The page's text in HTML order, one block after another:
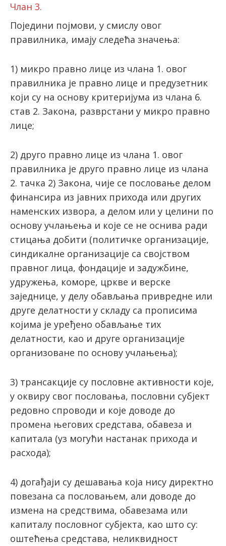
Члан 3.
Поједини појмови, у смислу овог
правилника, имају следећа значења:
1) микро правно лице из члана 1. овог
правилника је правно лице и предузетник
који су на основу критеријума из члана 6.
став 2. Закона, разврстани у микро правно
лице;
2) друго правно лице из члана 1. овог
правилника је друго правно лице из члана
2. тачка 2) Закона, чије се пословање делом
финансира из јавних прихода или других
наменских извора, а делом или у целини по
основу учлањења и које се не оснива ради
стицања добити (политичке организације,
синдикалне организације са својством
правног лица, фондације и задужбине,
удружења, коморе, цркве и верске
заједнице, у делу обављања привредне или
друге делатности у складу са прописима
којима је уређено обављање тих
делатности, као и друге организације
организоване по основу учлањења);
3) трансакцијe су пословне активности које,
у оквиру свог пословања, пословни субјект
редовно спроводи и које доводе до
промена његових средстава, обавеза и
капитала (уз могући настанак прихода и
расхода);
4) догађаји су дешавања која нису директно
повезана са пословањем, али доводе до
измена на средствима, обавезама или
капиталу пословног субјекта, као што су:
оштећења средстава, неликвидност